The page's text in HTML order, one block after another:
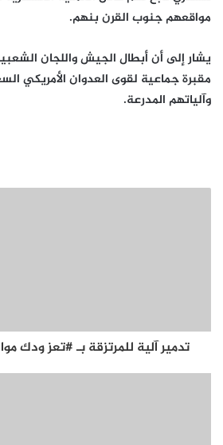
مواقعهم جنوب القرن بنهم.
يشار إلى أن أبطال الجيش واللجان
مقبرة جماعية لقوى العدوان الأمريكي
وآلياتهم المدرعة.
تدمير آلية للمرتزقة بـ #تعز ودك